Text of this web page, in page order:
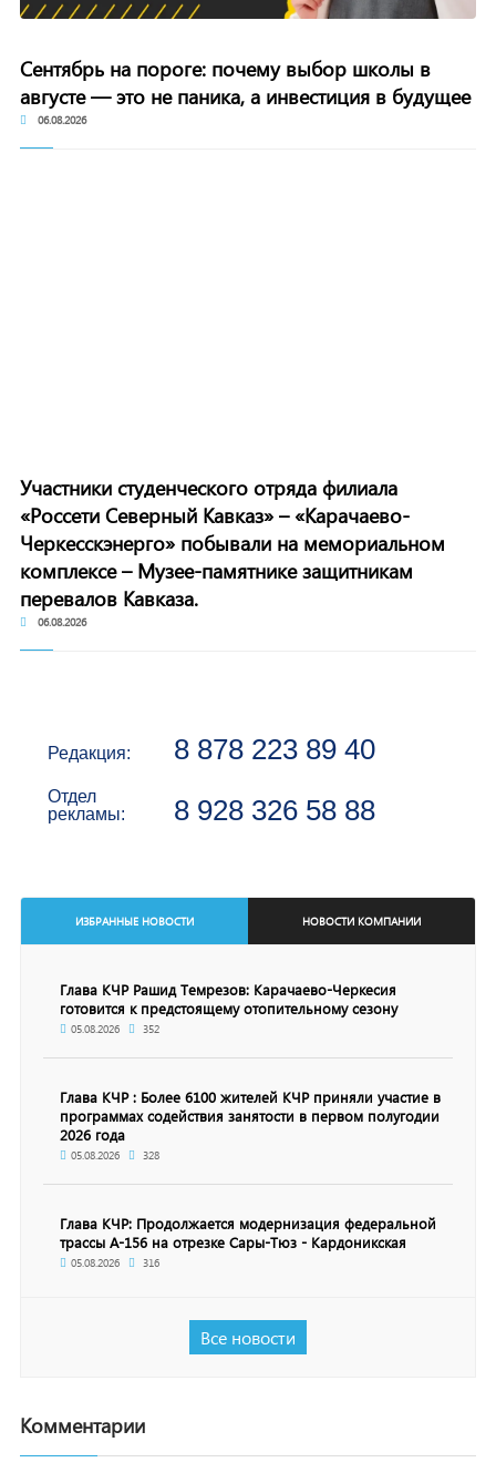
Сентябрь на пороге: почему выбор школы в
августе — это не паника, а инвестиция в будущее
06.08.2026
Участники студенческого отряда филиала
«Россети Северный Кавказ» – «Карачаево-
Черкесскэнерго» побывали на мемориальном
комплексе – Музее-памятнике защитникам
перевалов Кавказа.
06.08.2026
Редакция: 8 878 223 89 40
Отдел
рекламы:
8 928 326 58 88
ИЗБРАННЫЕ НОВОСТИ НОВОСТИ КОМПАНИИ
Глава КЧР Рашид Темрезов: Карачаево-Черкесия
готовится к предстоящему отопительному сезону
05.08.2026 352
Глава КЧР : Более 6100 жителей КЧР приняли участие в
программах содействия занятости в первом полугодии
2026 года
05.08.2026 328
Глава КЧР: Продолжается модернизация федеральной
трассы А-156 на отрезке Сары-Тюз - Кардоникская
05.08.2026 316
Все новости
Комментарии